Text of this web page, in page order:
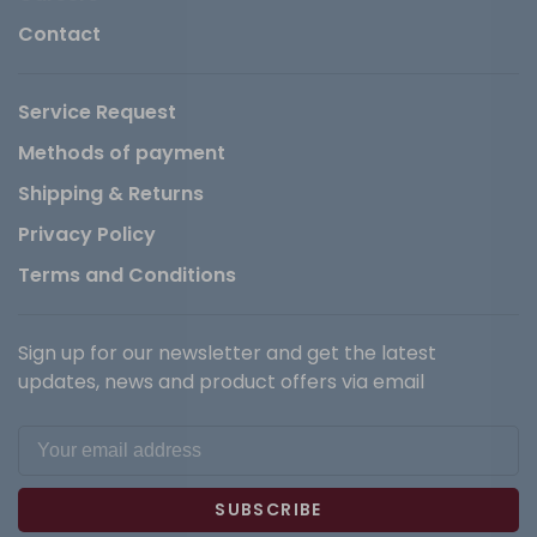
Contact
Service Request
Methods of payment
Shipping & Returns
Privacy Policy
Terms and Conditions
Sign up for our newsletter and get the latest
updates, news and product offers via email
SUBSCRIBE